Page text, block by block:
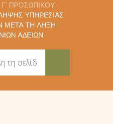
ΠΡΟΣΩΠΙΚΟΎ
ΥΠΗΡΕΣΊΑΣ
ΜΕΤΆ ΤΗ ΛΉΞΗ
ΑΔΕΙΏΝ